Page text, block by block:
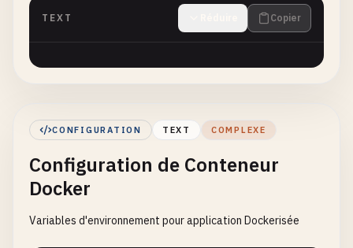
TEXT Copier
CONFIGURATION TEXT COMPLEXE
Configuration de Conteneur
Docker
Variables d'environnement pour application Dockerisée